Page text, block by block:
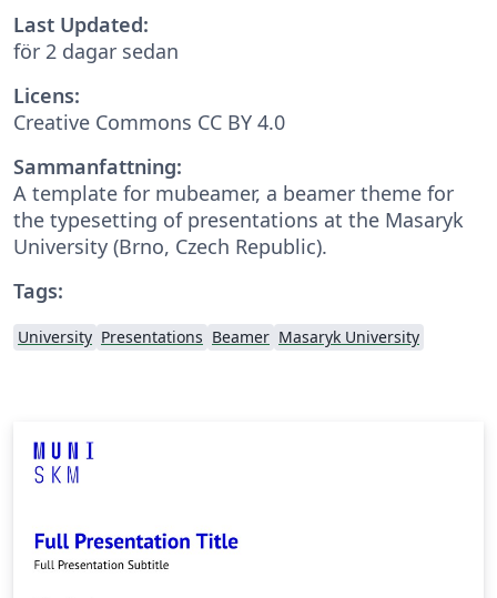
Last Updated:
för 2 dagar sedan
Licens:
Creative Commons CC BY 4.0
Sammanfattning:
A template for mubeamer, a beamer theme for
the typesetting of presentations at the Masaryk
University (Brno, Czech Republic).
Tags:
University Presentations Beamer Masaryk University